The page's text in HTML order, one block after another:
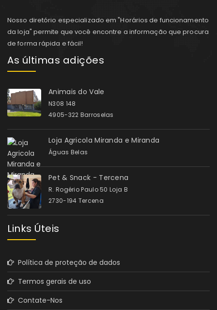
Nosso diretório especializado em "Horários de funcionamento
da loja" permite que você encontre a informação que procura
de forma rápida e fácil!
As últimas adições
Animais do Vale
N308 148
4905-322 Barroselas
Loja Agricola Miranda e Miranda
Águas Belas
Pet & Snack - Tercena
R. Rogério Paulo 50 Loja B
2730-194 Tercena
Links Úteis
Política de proteção de dados
Termos gerais de uso
Contate-Nos